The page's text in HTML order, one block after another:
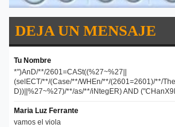
DEJA UN MENSAJE